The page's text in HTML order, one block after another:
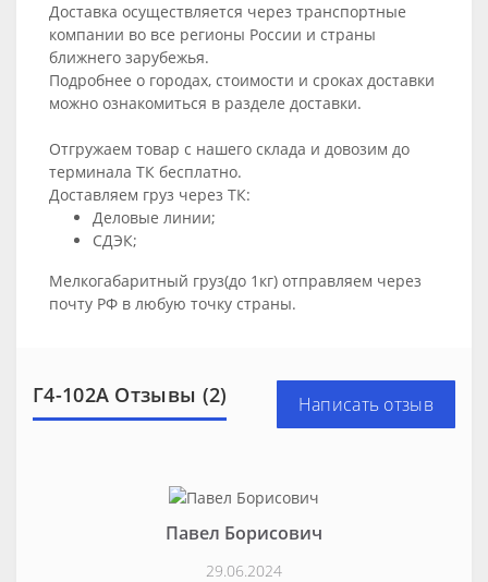
Доставка осуществляется через транспортные
компании во все регионы России и страны
ближнего зарубежья.
Подробнее о городах, стоимости и сроках доставки
можно ознакомиться в разделе доставки.
Отгружаем товар с нашего склада и довозим до
терминала ТК бесплатно.
Доставляем груз через ТК:
Деловые линии;
СДЭК;
Мелкогабаритный груз(до 1кг) отправляем через
почту РФ в любую точку страны.
Г4-102А Отзывы (2) Написать отзыв
Павел Борисович
29.06.2024